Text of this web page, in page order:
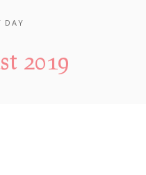
DAY
2019